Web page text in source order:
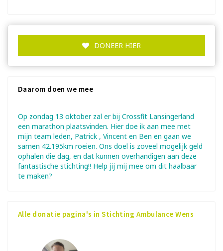
DONEER HIER
Daarom doen we mee
Op zondag 13 oktober zal er bij Crossfit Lansingerland
een marathon plaatsvinden. Hier doe ik aan mee met
mijn team leden, Patrick , Vincent en Ben en gaan we
samen 42.195km roeien. Ons doel is zoveel mogelijk geld
ophalen die dag, en dat kunnen overhandigen aan deze
fantastische stichting!! Help jij mij mee om dit haalbaar
te maken?
Alle donatie pagina's in Stichting Ambulance Wens